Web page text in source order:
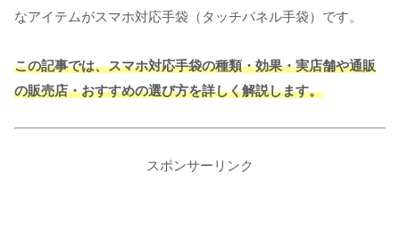
なアイテムがスマホ対応手袋（タッチパネル手袋）です。
この記事では、スマホ対応手袋の種類・効果・実店舗や通販
の販売店・おすすめの選び方を詳しく解説します。
スポンサーリンク